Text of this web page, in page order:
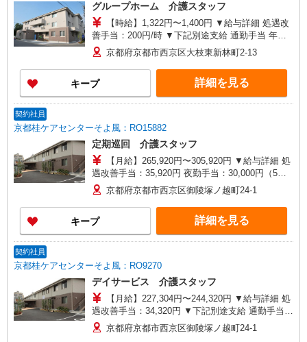
グループホーム 介護スタッフ
【時給】1,322円〜1,400円 ▼給与詳細 処遇改
善手当：200円/時 ▼下記別途支給 通勤手当 年末
年始手当：380円/時 寸志あり：年2回（6月・12
月） ※業績による ※処遇改善手当は試用期間中(3
ヶ月)は支給なし
京都府京都市西京区大枝東新林町2-13
キープ 詳細を見る
契約社員
京都桂ケアセンターそよ風：RO15882
定期巡回 介護スタッフ
【月給】265,920円〜305,920円 ▼給与詳細 処
遇改善手当：35,920円 夜勤手当：30,000円（5回
分） ※6回目以降は1回6,000円支給 ▼下記別途支
給 通勤手当 年末年始手当：380円/時 寸志あり：
年2回（6月・12月） ※業績による 特別報酬：平
均11.6万円（最高額90万円） ※2025年6月支給実
績 ※処遇改善手当は試用期間中(3ヶ月)は支給なし
京都府京都市西京区御陵塚ノ越町24-1
キープ 詳細を見る
契約社員
京都桂ケアセンターそよ風：RO9270
デイサービス 介護スタッフ
【月給】227,304円〜244,320円 ▼給与詳細 処
遇改善手当：34,320円 ▼下記別途支給 通勤手当
年末年始手当：380円/時 ※12/300時〜1/324時 寸
志あり：年2回（6月・12月） ※業績による 特別
京都府京都市西京区御陵塚ノ越町24-1